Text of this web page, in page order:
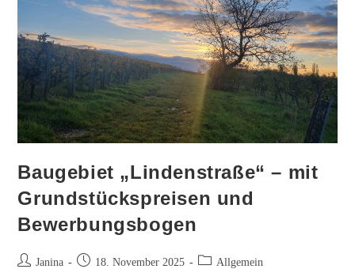
Baugebiet „Lindenstraße“ – mit
Grundstückspreisen und
Bewerbungsbogen
Beitrags-
Janina
Beitrag18. November 2025
Beitrags-
Allgemein